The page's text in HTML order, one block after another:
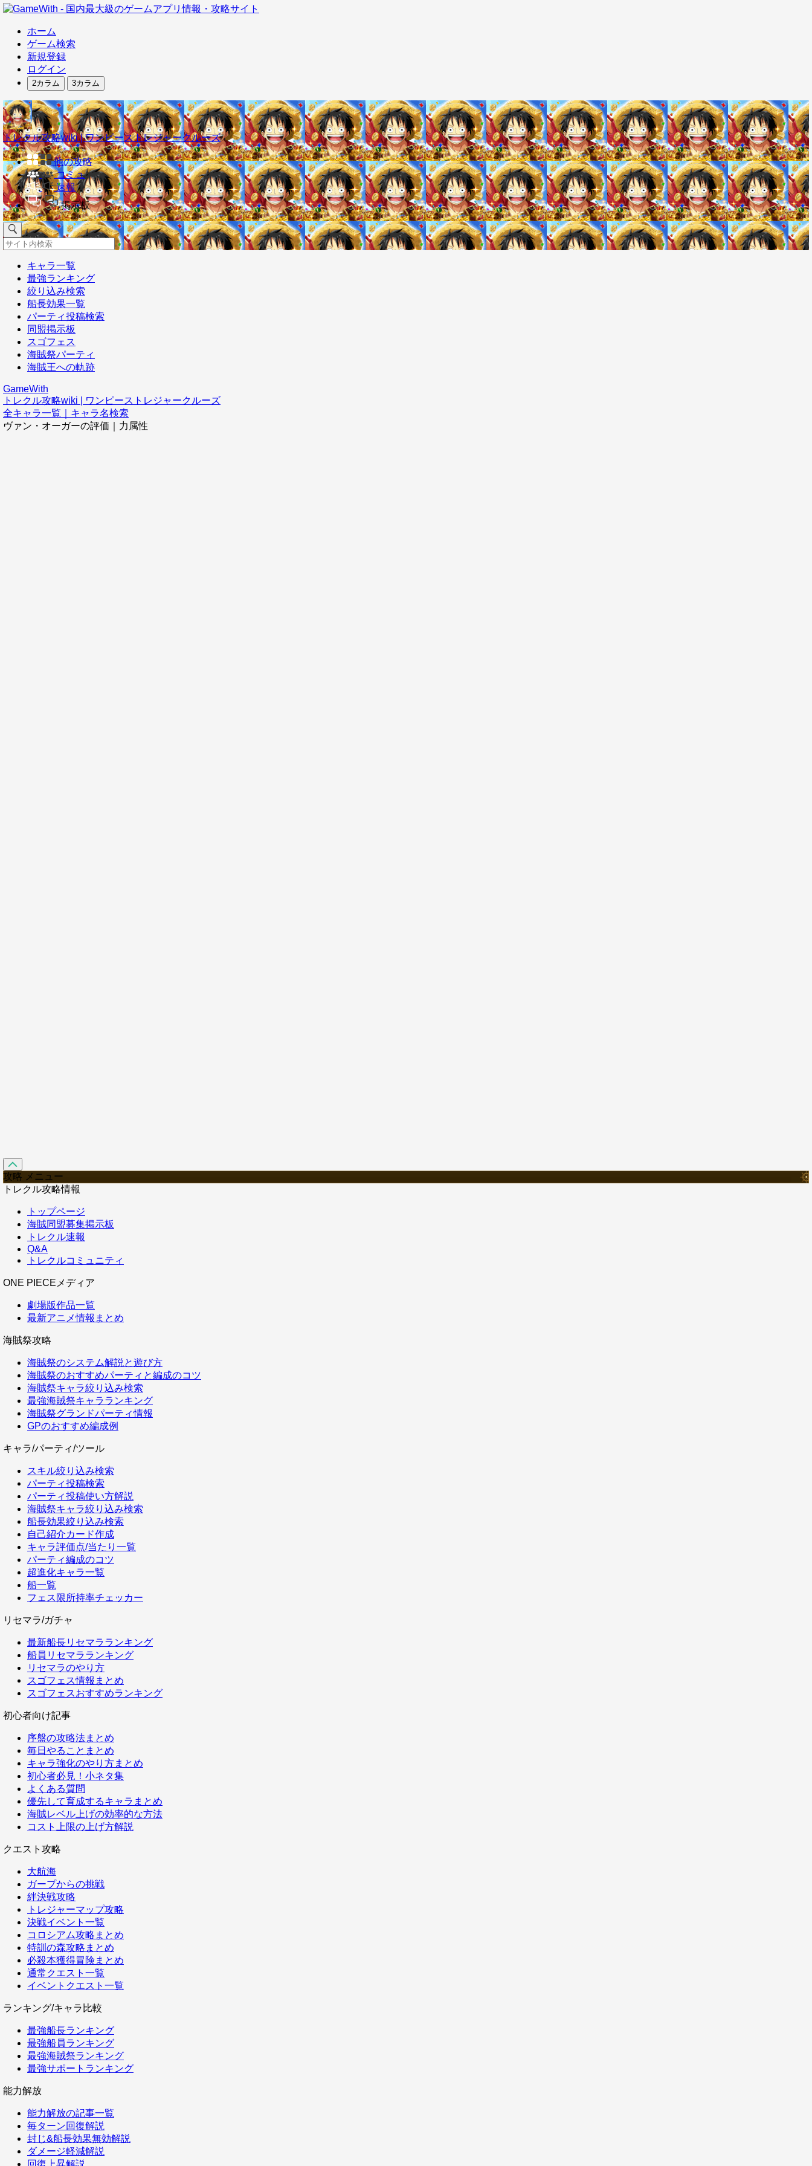
ホーム
ゲーム検索
新規登録
ログイン
2カラム 3カラム
トレクル攻略wiki | ワンピーストレジャークルーズ
他の攻略
コミュ
速報
掲示板
キャラ一覧
最強ランキング
絞り込み検索
船長効果一覧
パーティ投稿検索
同盟掲示板
スゴフェス
海賊祭パーティ
海賊王への軌跡
GameWith
トレクル攻略wiki | ワンピーストレジャークルーズ
全キャラ一覧｜キャラ名検索
ヴァン・オーガーの評価｜力属性
攻略 メニュー
トレクル攻略情報
トップページ
海賊同盟募集掲示板
トレクル速報
Q&A
トレクルコミュニティ
ONE PIECEメディア
劇場版作品一覧
最新アニメ情報まとめ
海賊祭攻略
海賊祭のシステム解説と遊び方
海賊祭のおすすめパーティと編成のコツ
海賊祭キャラ絞り込み検索
最強海賊祭キャラランキング
海賊祭グランドパーティ情報
GPのおすすめ編成例
キャラ/パーティ/ツール
スキル絞り込み検索
パーティ投稿検索
パーティ投稿使い方解説
海賊祭キャラ絞り込み検索
船長効果絞り込み検索
自己紹介カード作成
キャラ評価点/当たり一覧
パーティ編成のコツ
超進化キャラ一覧
船一覧
フェス限所持率チェッカー
リセマラ/ガチャ
最新船長リセマラランキング
船員リセマラランキング
リセマラのやり方
スゴフェス情報まとめ
スゴフェスおすすめランキング
初心者向け記事
序盤の攻略法まとめ
毎日やることまとめ
キャラ強化のやり方まとめ
初心者必見！小ネタ集
よくある質問
優先して育成するキャラまとめ
海賊レベル上げの効率的な方法
コスト上限の上げ方解説
クエスト攻略
大航海
ガープからの挑戦
絆決戦攻略
トレジャーマップ攻略
決戦イベント一覧
コロシアム攻略まとめ
特訓の森攻略まとめ
必殺本獲得冒険まとめ
通常クエスト一覧
イベントクエスト一覧
ランキング/キャラ比較
最強船長ランキング
最強船員ランキング
最強海賊祭ランキング
最強サポートランキング
能力解放
能力解放の記事一覧
毎ターン回復解説
封じ&船長効果無効解説
ダメージ軽減解説
回復上昇解説